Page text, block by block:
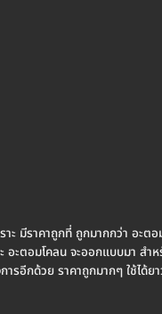
ะ มีราคาถูกที่ ถูกมากกว่า อะต
ะตอมโคลน จะออกแบบมา สำ
รอีกด้วย ราคาถูกมากๆ ใช้ได้ย